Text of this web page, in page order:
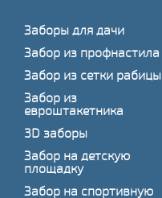
Заборы для дачи
Забор из профнастила
Забор из сетки рабицы
Забор из
евроштакетника
3D заборы
Забор на детскую
площадку
Забор на спортивную